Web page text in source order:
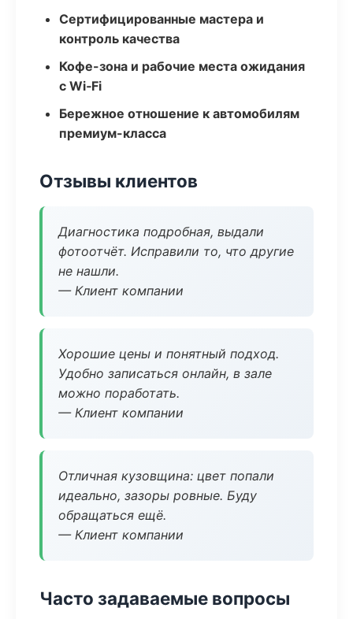
Сертифицированные мастера и
контроль качества
Кофе-зона и рабочие места ожидания
с Wi‑Fi
Бережное отношение к автомобилям
премиум-класса
Отзывы клиентов
Диагностика подробная, выдали
фотоотчёт. Исправили то, что другие
не нашли.
— Клиент компании
Хорошие цены и понятный подход.
Удобно записаться онлайн, в зале
можно поработать.
— Клиент компании
Отличная кузовщина: цвет попали
идеально, зазоры ровные. Буду
обращаться ещё.
— Клиент компании
Часто задаваемые вопросы